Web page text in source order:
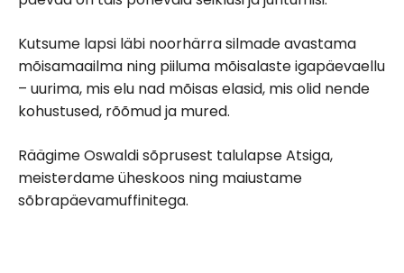
Kutsume lapsi läbi noorhärra silmade avastama
mõisamaailma ning piiluma mõisalaste igapäevaellu
– uurima, mis elu nad mõisas elasid, mis olid nende
kohustused, rõõmud ja mured.
Räägime Oswaldi sõprusest talulapse Atsiga,
meisterdame üheskoos ning maiustame
sõbrapäevamuffinitega.